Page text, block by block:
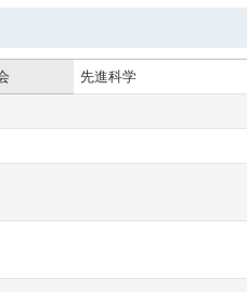
先進科学